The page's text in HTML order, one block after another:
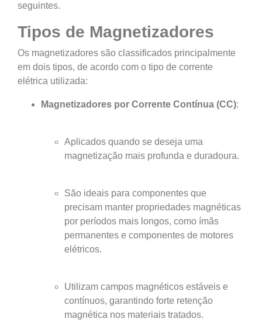
seguintes.
Tipos de Magnetizadores
Os magnetizadores são classificados principalmente
em dois tipos, de acordo com o tipo de corrente
elétrica utilizada:
Magnetizadores por Corrente Contínua (CC):
Aplicados quando se deseja uma
magnetização mais profunda e duradoura.
São ideais para componentes que
precisam manter propriedades magnéticas
por períodos mais longos, como ímãs
permanentes e componentes de motores
elétricos.
Utilizam campos magnéticos estáveis e
contínuos, garantindo forte retenção
magnética nos materiais tratados.